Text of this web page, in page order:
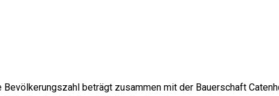
beträgt zusammen mit der Bauerschaft